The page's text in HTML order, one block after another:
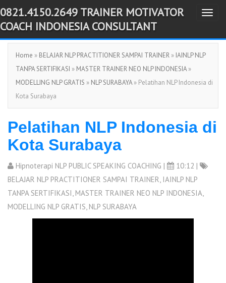
-->
T
g
e
a
v
a
0821.4150.2649 TRAINER MOTIVATOR
COACH INDONESIA CONSULTANT
Home » BELAJAR NLP PRACTITIONER SAMPAI TRAINER » IAINLP NLP
TANPA SERTIFIKASI » MASTER TRAINER NEO NLP INDONESIA»
MODELLING NLP GRATIS » NLP SURABAYA» Pelatihan NLP Indonesia di
Kota Surabaya
Pelatihan NLP Indonesia di
Kota Surabaya
Hipnoterapi NLP PUBLIC SPEAKING COACHING |
10:12 |
BELAJAR NLP PRACTITIONER SAMPAI TRAINER, IAINLP NLP
TANPA SERTIFIKASI, MASTER TRAINER NEO NLP INDONESIA,
MODELLING NLP GRATIS, NLP SURABAYA